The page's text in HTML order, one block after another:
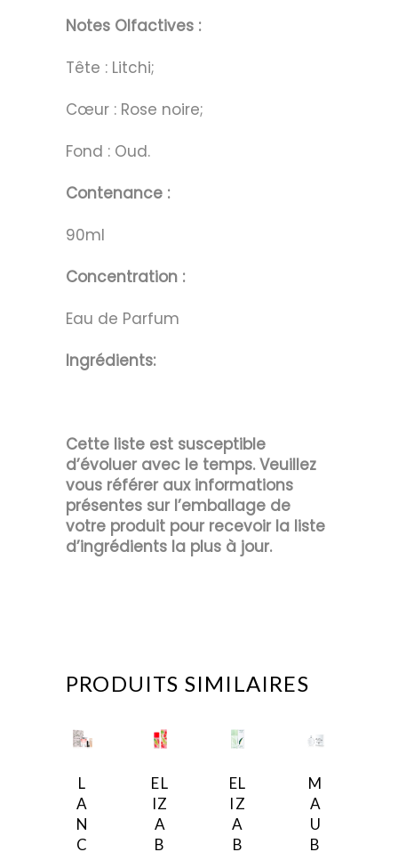
Notes Olfactives :
Tête : Litchi;
Cœur : Rose noire;
Fond : Oud.
Contenance :
90ml
Concentration :
Eau de Parfum
Ingrédients:
Cette liste est susceptible
d’évoluer avec le temps. Veuillez
vous référer aux informations
présentes sur l’emballage de
votre produit pour recevoir la liste
d’ingrédients la plus à jour.
PRODUITS SIMILAIRES
L
A
N
C
EL
IZ
A
B
EL
IZ
A
B
M
A
U
B